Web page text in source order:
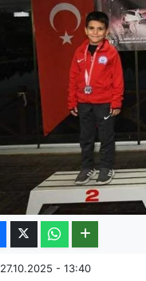
27.10.2025 - 13:40